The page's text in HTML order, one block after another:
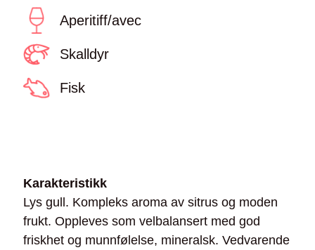
Aperitiff/avec
Skalldyr
Fisk
Karakteristikk
Lys gull. Kompleks aroma av sitrus og moden
frukt. Oppleves som velbalansert med god
friskhet og munnfølelse, mineralsk. Vedvarende